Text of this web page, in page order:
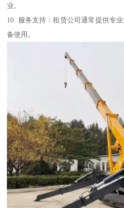
业。
10. 服务支持：租赁公司通常提供专
备使用。